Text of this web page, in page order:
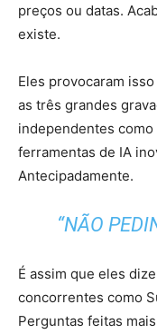
preços ou datas.
existe.
Eles provocaram
as três grandes
independentes
ferramentas de IA
Antecipadamente.
“NÃO
É assim que eles
concorrentes como
Perguntas feitas